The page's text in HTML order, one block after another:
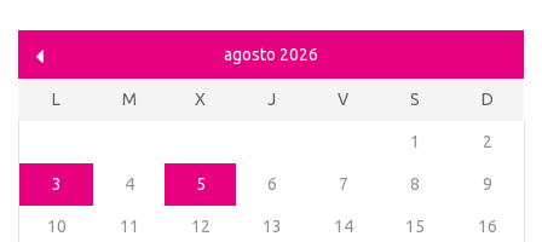
agosto 2026
L M X J V S D
1 2
3 4 5 6 7 8 9
10 11 12 13 14 15 16